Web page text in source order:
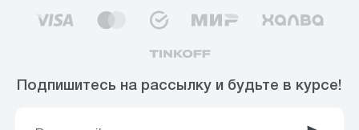
Подпишитесь на рассылку и будьте в курсе!